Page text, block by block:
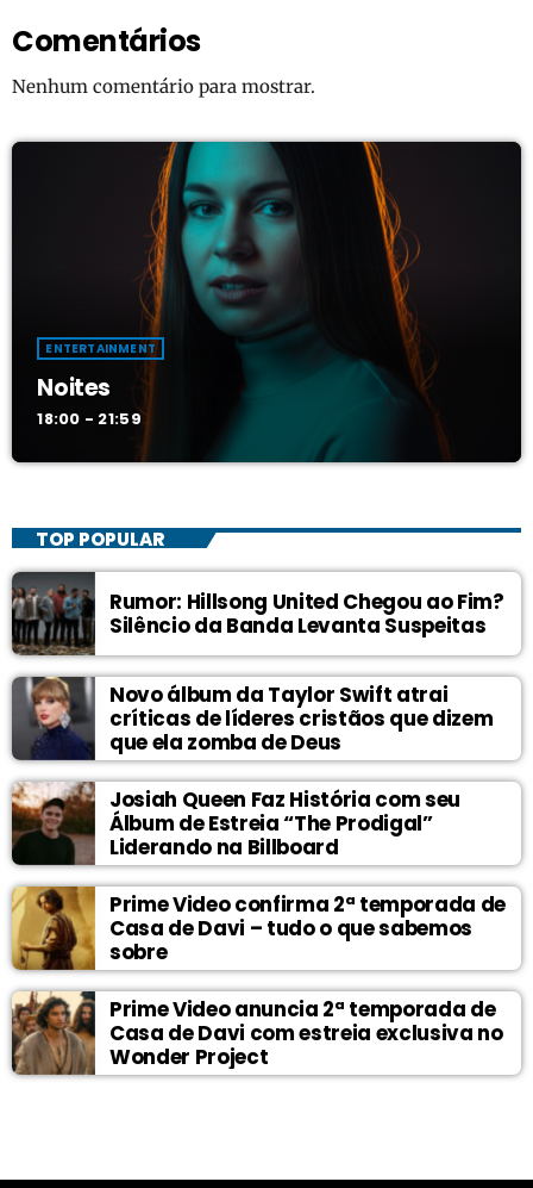
Comentários
Nenhum comentário para mostrar.
ENTERTAINMENT
Noites
18:00 - 21:59
TOP POPULAR
Rumor: Hillsong United Chegou ao Fim?
Silêncio da Banda Levanta Suspeitas
Novo álbum da Taylor Swift atrai
críticas de líderes cristãos que dizem
que ela zomba de Deus
Josiah Queen Faz História com seu
Álbum de Estreia “The Prodigal”
Liderando na Billboard
Prime Video confirma 2ª temporada de
Casa de Davi – tudo o que sabemos
sobre
Prime Video anuncia 2ª temporada de
Casa de Davi com estreia exclusiva no
Wonder Project